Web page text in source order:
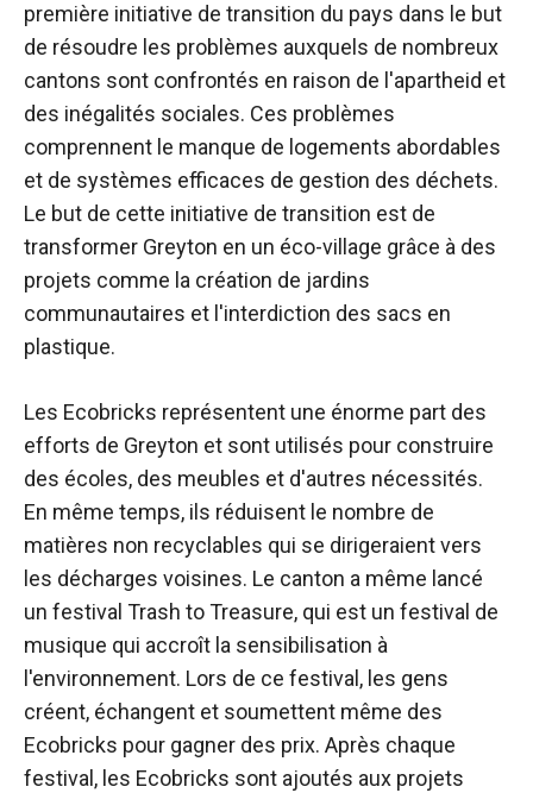
première initiative de transition du pays dans le but
de résoudre les problèmes auxquels de nombreux
cantons sont confrontés en raison de l'apartheid et
des inégalités sociales. Ces problèmes
comprennent le manque de logements abordables
et de systèmes efficaces de gestion des déchets.
Le but de cette initiative de transition est de
transformer Greyton en un éco-village grâce à des
projets comme la création de jardins
communautaires et l'interdiction des sacs en
plastique.
Les Ecobricks représentent une énorme part des
efforts de Greyton et sont utilisés pour construire
des écoles, des meubles et d'autres nécessités.
En même temps, ils réduisent le nombre de
matières non recyclables qui se dirigeraient vers
les décharges voisines. Le canton a même lancé
un festival Trash to Treasure, qui est un festival de
musique qui accroît la sensibilisation à
l'environnement. Lors de ce festival, les gens
créent, échangent et soumettent même des
Ecobricks pour gagner des prix. Après chaque
festival, les Ecobricks sont ajoutés aux projets